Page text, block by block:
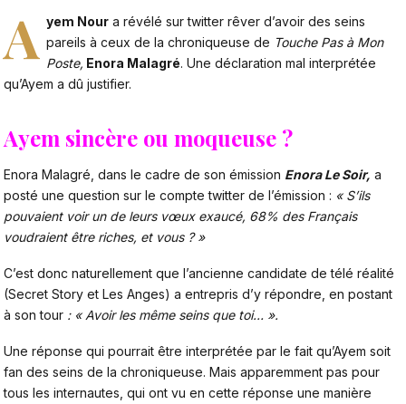
A yem Nour a révélé sur twitter rêver d’avoir des seins
pareils à ceux de la chroniqueuse de Touche Pas à Mon
Poste, Enora Malagré. Une déclaration mal interprétée
qu’Ayem a dû justifier.
Ayem sincère ou moqueuse ?
Enora Malagré, dans le cadre de son émission Enora Le Soir, a
posté une question sur le compte twitter de l’émission : « S’ils
pouvaient voir un de leurs vœux exaucé, 68% des Français
voudraient être riches, et vous ? »
C’est donc naturellement que l’ancienne candidate de télé réalité
(Secret Story et Les Anges) a entrepris d’y répondre, en postant
à son tour : « Avoir les même seins que toi… ».
Une réponse qui pourrait être interprétée par le fait qu’Ayem soit
fan des seins de la chroniqueuse. Mais apparemment pas pour
tous les internautes, qui ont vu en cette réponse une manière